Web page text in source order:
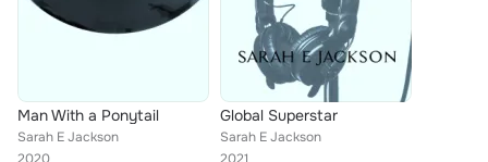
Man With a Ponytail
Sarah E Jackson
Global Superstar
Sarah E Jackson